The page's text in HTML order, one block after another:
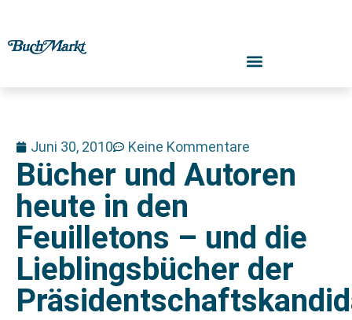
Juni 30, 2010 Keine Kommentare
Bücher und Autoren
heute in den
Feuilletons – und die
Lieblingsbücher der